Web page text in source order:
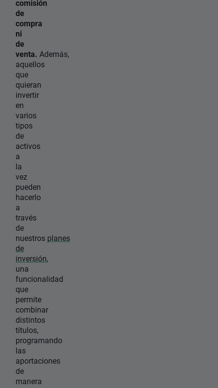
comisión
de
compra
ni
de
venta. Además,
aquellos
que
quieran
invertir
en
varios
tipos
de
activos
a
la
vez
pueden
hacerlo
a
través
de
nuestros planes
de
inversión,
una
funcionalidad
que
permite
combinar
distintos
títulos,
programando
las
aportaciones
de
manera